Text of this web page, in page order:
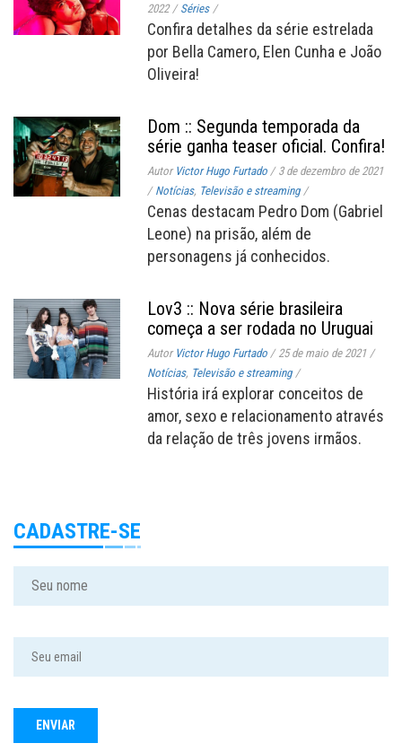
2022 / Séries /
Confira detalhes da série estrelada
por Bella Camero, Elen Cunha e João
Oliveira!
Dom :: Segunda temporada da
série ganha teaser oficial. Confira!
Autor Victor Hugo Furtado / 3 de dezembro de 2021
/ Notícias, Televisão e streaming /
Cenas destacam Pedro Dom (Gabriel
Leone) na prisão, além de
personagens já conhecidos.
Lov3 :: Nova série brasileira
começa a ser rodada no Uruguai
Autor Victor Hugo Furtado / 25 de maio de 2021 /
Notícias, Televisão e streaming /
História irá explorar conceitos de
amor, sexo e relacionamento através
da relação de três jovens irmãos.
CADASTRE-SE